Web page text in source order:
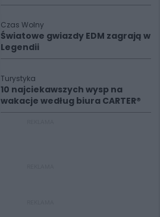
Czas Wolny
Światowe gwiazdy EDM zagrają w
Legendii
Turystyka
10 najciekawszych wysp na
wakacje według biura CARTER®